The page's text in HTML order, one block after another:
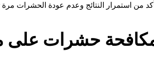
من استمرار النتائج وعدم عودة الحشرات مرة
حشرات على